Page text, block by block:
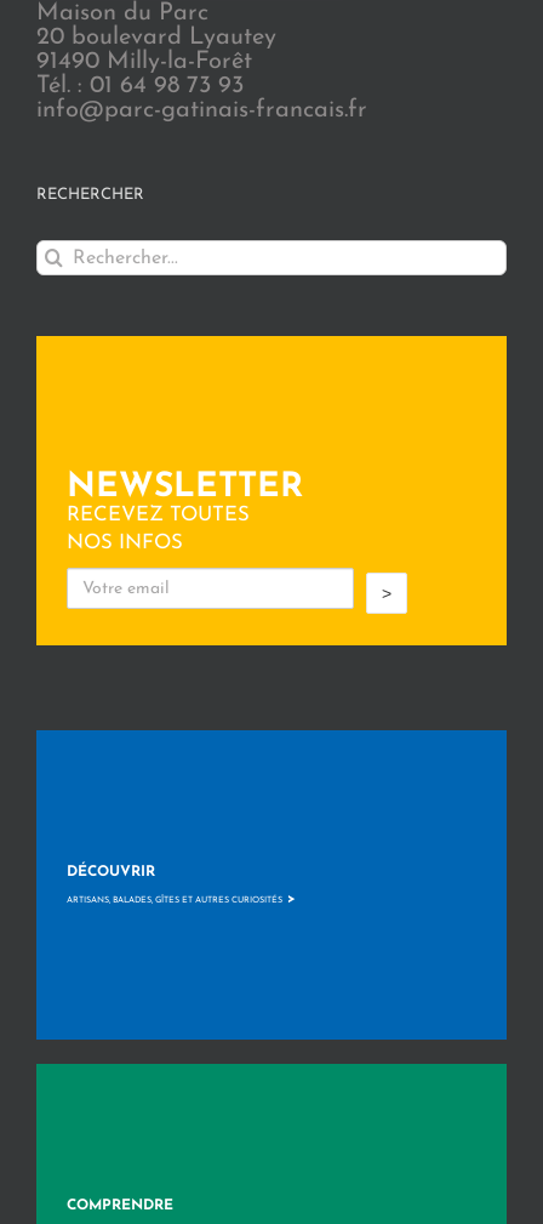
Maison du Parc
20 boulevard Lyautey
91490 Milly-la-Forêt
Tél. : 01 64 98 73 93
info@parc-gatinais-francais.fr
RECHERCHER
Rechercher:
NEWSLETTER
RECEVEZ TOUTES
NOS INFOS
>
DÉCOUVRIR
ARTISANS, BALADES, GÎTES ET AUTRES CURIOSITÉS >
COMPRENDRE